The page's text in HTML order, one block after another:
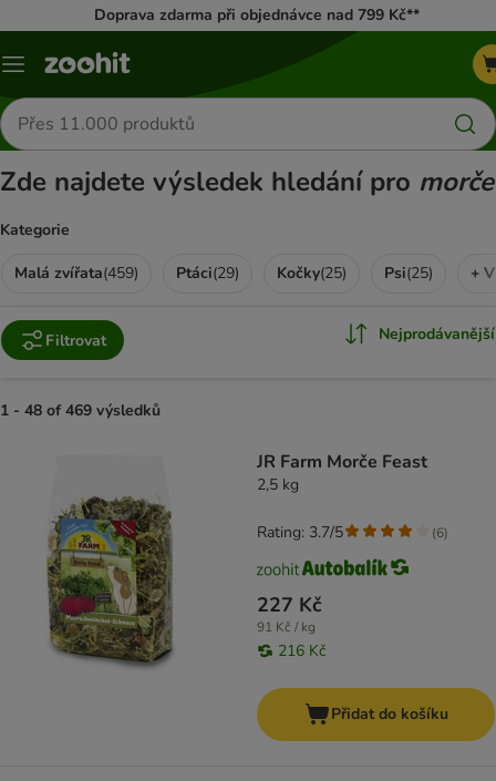
Doprava zdarma při objednávce nad 799 Kč**
Menu
Hledat
produkty
Zde najdete výsledek hledání pro morče
Kategorie
Malá zvířata(459) Ptáci(29) Kočky(25) Psi(25) +
Filtrovat Nejprodávanější
1 - 48 of 469 výsledků
JR Farm Morče Feast
2,5 kg
227 Kč
91 Kč / kg
216 Kč
Rating: 3.7/5 (6)
Přidat do košíku